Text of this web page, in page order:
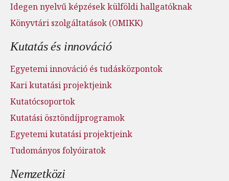
Idegen nyelvű képzések külföldi hallgatóknak
Könyvtári szolgáltatások (OMIKK)
Kutatás és innováció
Egyetemi innováció és tudásközpontok
Kari kutatási projektjeink
Kutatócsoportok
Kutatási ösztöndíjprogramok
Egyetemi kutatási projektjeink
Tudományos folyóiratok
Nemzetközi